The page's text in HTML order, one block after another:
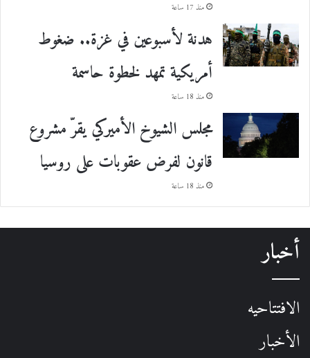
منذ 17 ساعة
هدنة لأسبوعين في غزة.. ضغوط
أمريكية تمهد لخطوة حاسمة
منذ 18 ساعة
مجلس الشيوخ الأميركي يقرّ مشروع
قانون لفرض عقوبات على روسيا
منذ 18 ساعة
أخبار
الافتتاحيه
الأخبار